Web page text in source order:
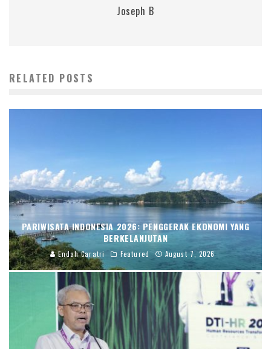
Joseph B
RELATED POSTS
PARIWISATA INDONESIA 2026: PENGGERAK EKONOMI YANG
BERKELANJUTAN
Endah Caratri Featured August 7, 2026